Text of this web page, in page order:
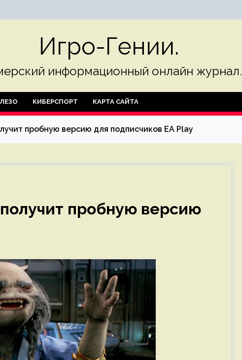
Игро-Гении.
информационный онлайн журнал.
КИБЕРСПОРТ КАРТА САЙТА
пробную версию для подписчиков EA Play
пробную версию